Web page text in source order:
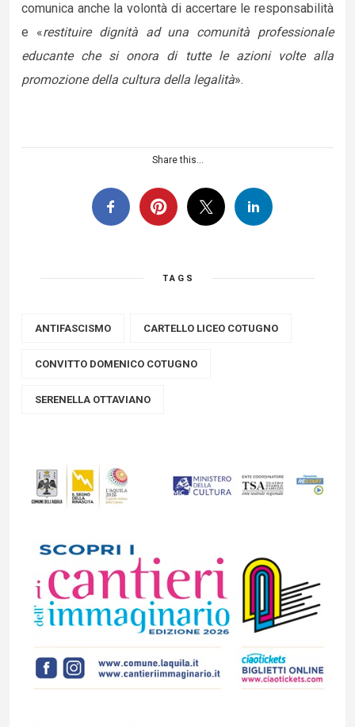
comunica anche la volontà di accertare le responsabilità
e «restituire dignità ad una comunità professionale
educante che si onora di tutte le azioni volte alla
promozione della cultura della legalità».
Share this...
TAGS
ANTIFASCISMO CARTELLO LICEO COTUGNO
CONVITTO DOMENICO COTUGNO
SERENELLA OTTAVIANO